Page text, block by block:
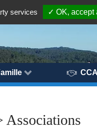
Associations
services ✓ OK, accept